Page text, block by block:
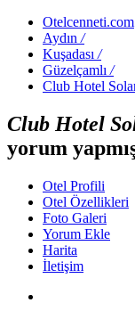
Otelcenneti.com
Aydın /
Kuşadası /
Güzelçamlı /
Club Hotel
Club Hotel
yorum
Otel Profili
Otel Özellikleri
Foto Galeri
Yorum Ekle
Harita
İletişim